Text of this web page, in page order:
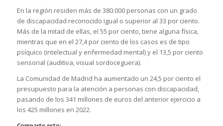
En la región residen más de 380.000 personas con un grado
de discapacidad reconocido igual o superior al 33 por ciento.
Más de la mitad de ellas, el 55 por ciento, tiene alguna física,
mientras que en el 27,4 por ciento de los casos es de tipo
psíquico (intelectual y enfermedad mental) y el 13,5 por ciento
sensorial (auditiva, visual sordoceguera).
La Comunidad de Madrid ha aumentado un 24,5 por ciento el
presupuesto para la atención a personas con discapacidad,
pasando de los 341 millones de euros del anterior ejercicio a
los 425 millones en 2022.